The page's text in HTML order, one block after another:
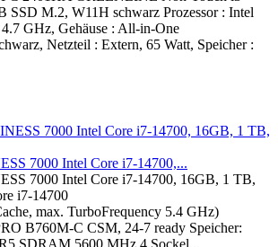
SSD M.2, W11H schwarz Prozessor : Intel
GHz, Gehäuse : All-in-One
Netzteil : Extern, 65 Watt, Speicher :
7000 Intel Core i7-14700,...
7000 Intel Core i7-14700, 16GB, 1 TB,
i7-14700
max. TurboFrequency 5.4 GHz)
B760M-C CSM, 24-7 ready Speicher:
SDRAM 5600 MHz 4 Sockel...